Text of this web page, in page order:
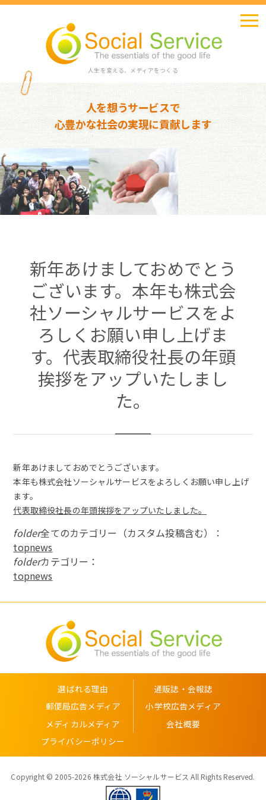
人生を変える、メディアをつくる
人を想うサービスで
心豊かな社会の実現に貢献します
新年あけましておめでとう
ございます。本年も株式会
社ソーシャルサービスをよ
ろしくお願い申し上げま
す。代表取締役社長の年頭
挨拶をアップいたしまし
た。
新年あけましておめでとうございます。
本年も株式会社ソーシャルサービスをよろしくお願い申し上げ
ます。
代表取締役社長の年頭挨拶をアップいたしました。
folder全てのカテゴリー（カスタム投稿含む）：
topnews
folderカテゴリー：
topnews
選ばれる理由
通販誌・会報誌
郵便局広告メディア
小学校広告メディア
メディカルメディア
会社概要
プライバシーポリシー
Copyright © 2005-2026 株式会社 ソーシャルサービス All Rights Reserved.